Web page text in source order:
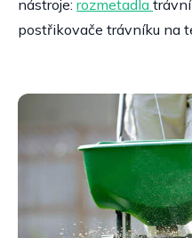
nástroje: rozmetadla
postřikovače trávníku na